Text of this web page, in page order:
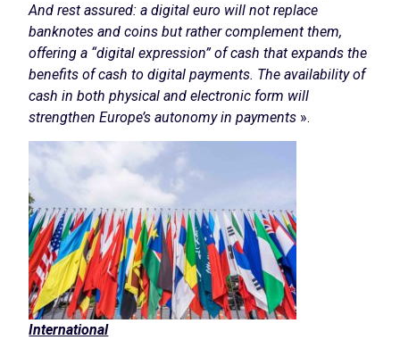
And rest assured: a digital euro will not replace
banknotes and coins but rather complement them,
offering a “digital expression” of cash that expands the
benefits of cash to digital payments. The availability of
cash in both physical and electronic form will
strengthen Europe’s autonomy in payments ».
International